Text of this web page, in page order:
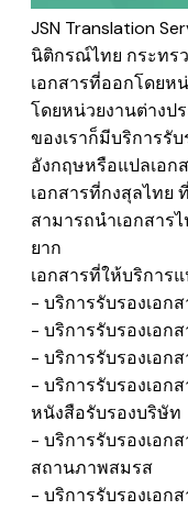
JSN Translation
นิติกรณ์ไทย กระทรว
เอกสารที่ออกโดยห
โดยหน่วยงานต่างปร
ของเราก็มีบริการรั
อังกฤษหรือแปลเอก
เอกสารที่กงสุลไทย
สามารถนำเอกสาร
ยาก
เอกสารที่ให้บริการ
​- บริการรับรองเอก
​- บริการรับรองเอก
​- บริการรับรองเอก
- บริการรับรองเอก
หนังสือรับรองบริษัท
​- บริการรับรองเอก
สถานภาพสมรส
- บริการรับรองเอก